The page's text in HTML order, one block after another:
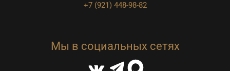
+7 (921) 448-98-82
Мы в социальных сетях